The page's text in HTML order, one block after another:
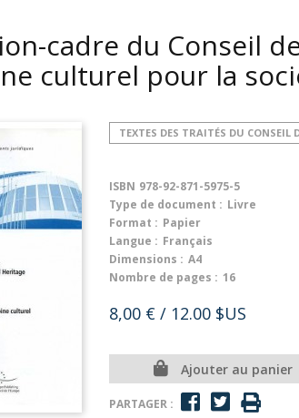
cadre du Conseil
culturel pour la
TEXTES DES TRAITÉS DU CONSEIL
ISBN 978-92-871-5975-5
Type de document : Livre
Format : Papier
Langue : Français
Dimensions : A4
Nombre de pages : 16
8,00 € / 12.00 $US
Ajouter au panier
PARTAGER :